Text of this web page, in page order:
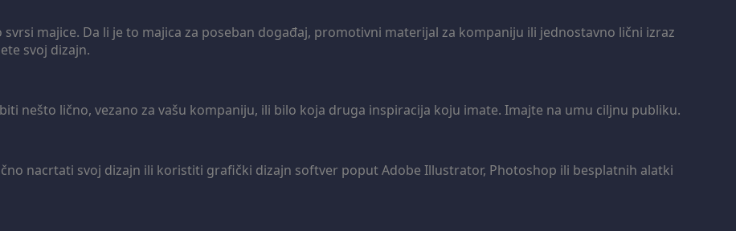
majice. Da li je to majica za poseban događaj, promotivni materijal za kompaniju ili jednostavno lični izraz
svoj dizajn.
nešto lično, vezano za vašu kompaniju, ili bilo koja druga inspiracija koju imate. Imajte na umu ciljnu publiku.
nacrtati svoj dizajn ili koristiti grafički dizajn softver poput Adobe Illustrator, Photoshop ili besplatnih alatki